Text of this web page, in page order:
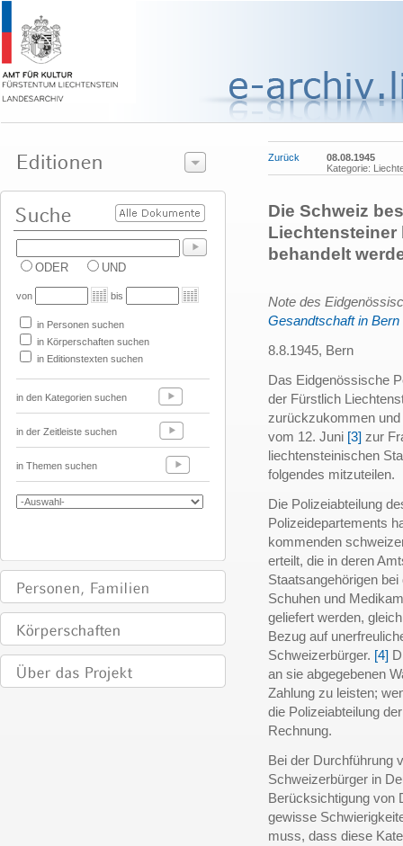
ODER UND
von bis
in Personen suchen
in Körperschaften suchen
in Editionstexten suchen
in den Kategorien suchen
in der Zeitleiste suchen
in Themen suchen
Zurück
08.08.1945
Kategorie:
Die Schweiz
Liechtensteiner
behandelt
Note des
Gesandtschaft in Bern
8.8.1945, Bern
Das Eidgenössische
der Fürstlich
zurückzukommen
vom 12. Juni [3] zur
liechtensteinischen
folgendes mitzuteilen.
Die Polizeiabteilung
Polizeidepartements
kommenden
erteilt, die in deren
Staatsangehörigen
Schuhen und
geliefert werden,
Bezug auf
Schweizerbürger. [4]
an sie abgegebenen
Zahlung zu leisten;
die Polizeiabteilung
Rechnung.
Bei der Durchführung
Schweizerbürger in
Berücksichtigung von
gewisse
muss, dass diese